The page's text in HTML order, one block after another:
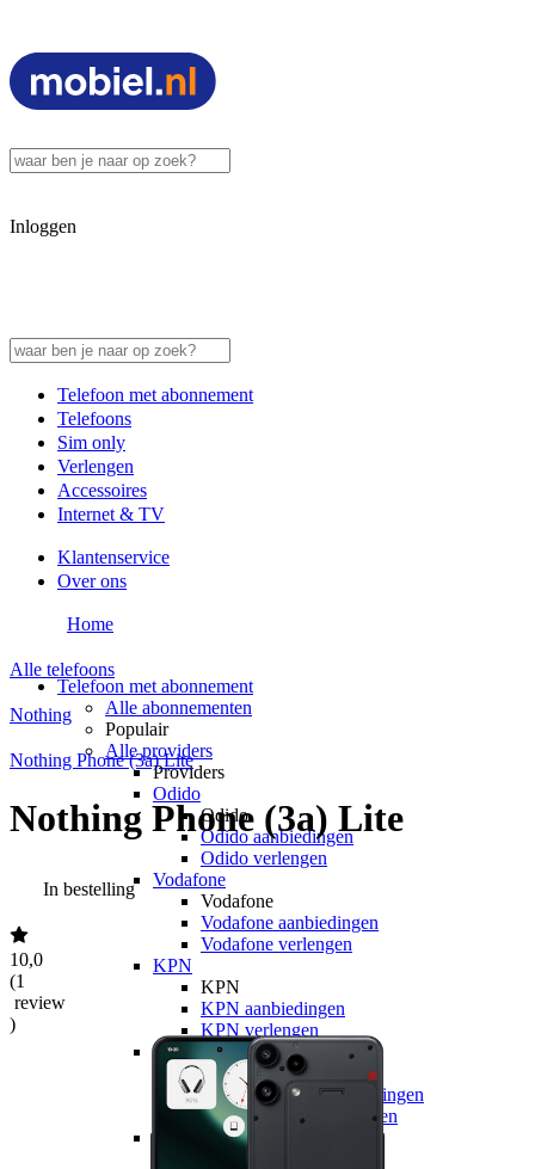
Inloggen
Telefoon met abonnement
Telefoons
Sim only
Verlengen
Accessoires
Internet & TV
Klantenservice
Over ons
Telefoon met abonnement
Alle abonnementen
Populair
Alle providers
Providers
Odido
Odido
Odido aanbiedingen
Odido verlengen
Vodafone
Vodafone
Vodafone aanbiedingen
Vodafone verlengen
KPN
KPN
KPN aanbiedingen
KPN verlengen
hollandsnieuwe
hollandsnieuwe
hollandsnieuwe aanbiedingen
hollandsnieuwe verlengen
Home
Alle telefoons
Nothing
Nothing Phone (3a) Lite
Nothing Phone (3a) Lite
In bestelling
10,0
(1
review
)